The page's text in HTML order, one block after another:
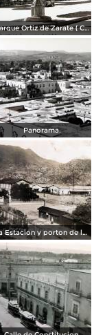
Parque Ortiz de Zarate ( Circulada el 21 de Marzo de 1937 ).
Panorama.
La Estacion y porton de la fabrica Dinamita.